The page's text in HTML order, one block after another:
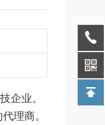
企业。
理商。